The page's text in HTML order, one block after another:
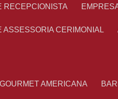
RECEPCIONISTA
ASSESSORIA CERIMONIAL
AMERICANA